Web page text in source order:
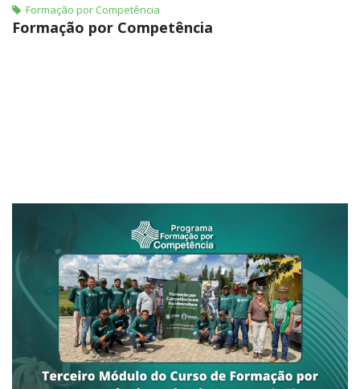
Formação por Competência
Formação por Competência